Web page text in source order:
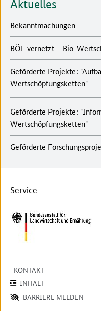
Aktuelles
Bekanntmachungen
BÖL vernetzt – Bio-
Geförderte Projekte:
Wertschöpfungsketten"
Geförderte Projekte:
Wertschöpfungsketten"
Geförderte
Service
KONTAKT
INHALT
BARRIERE MELDEN